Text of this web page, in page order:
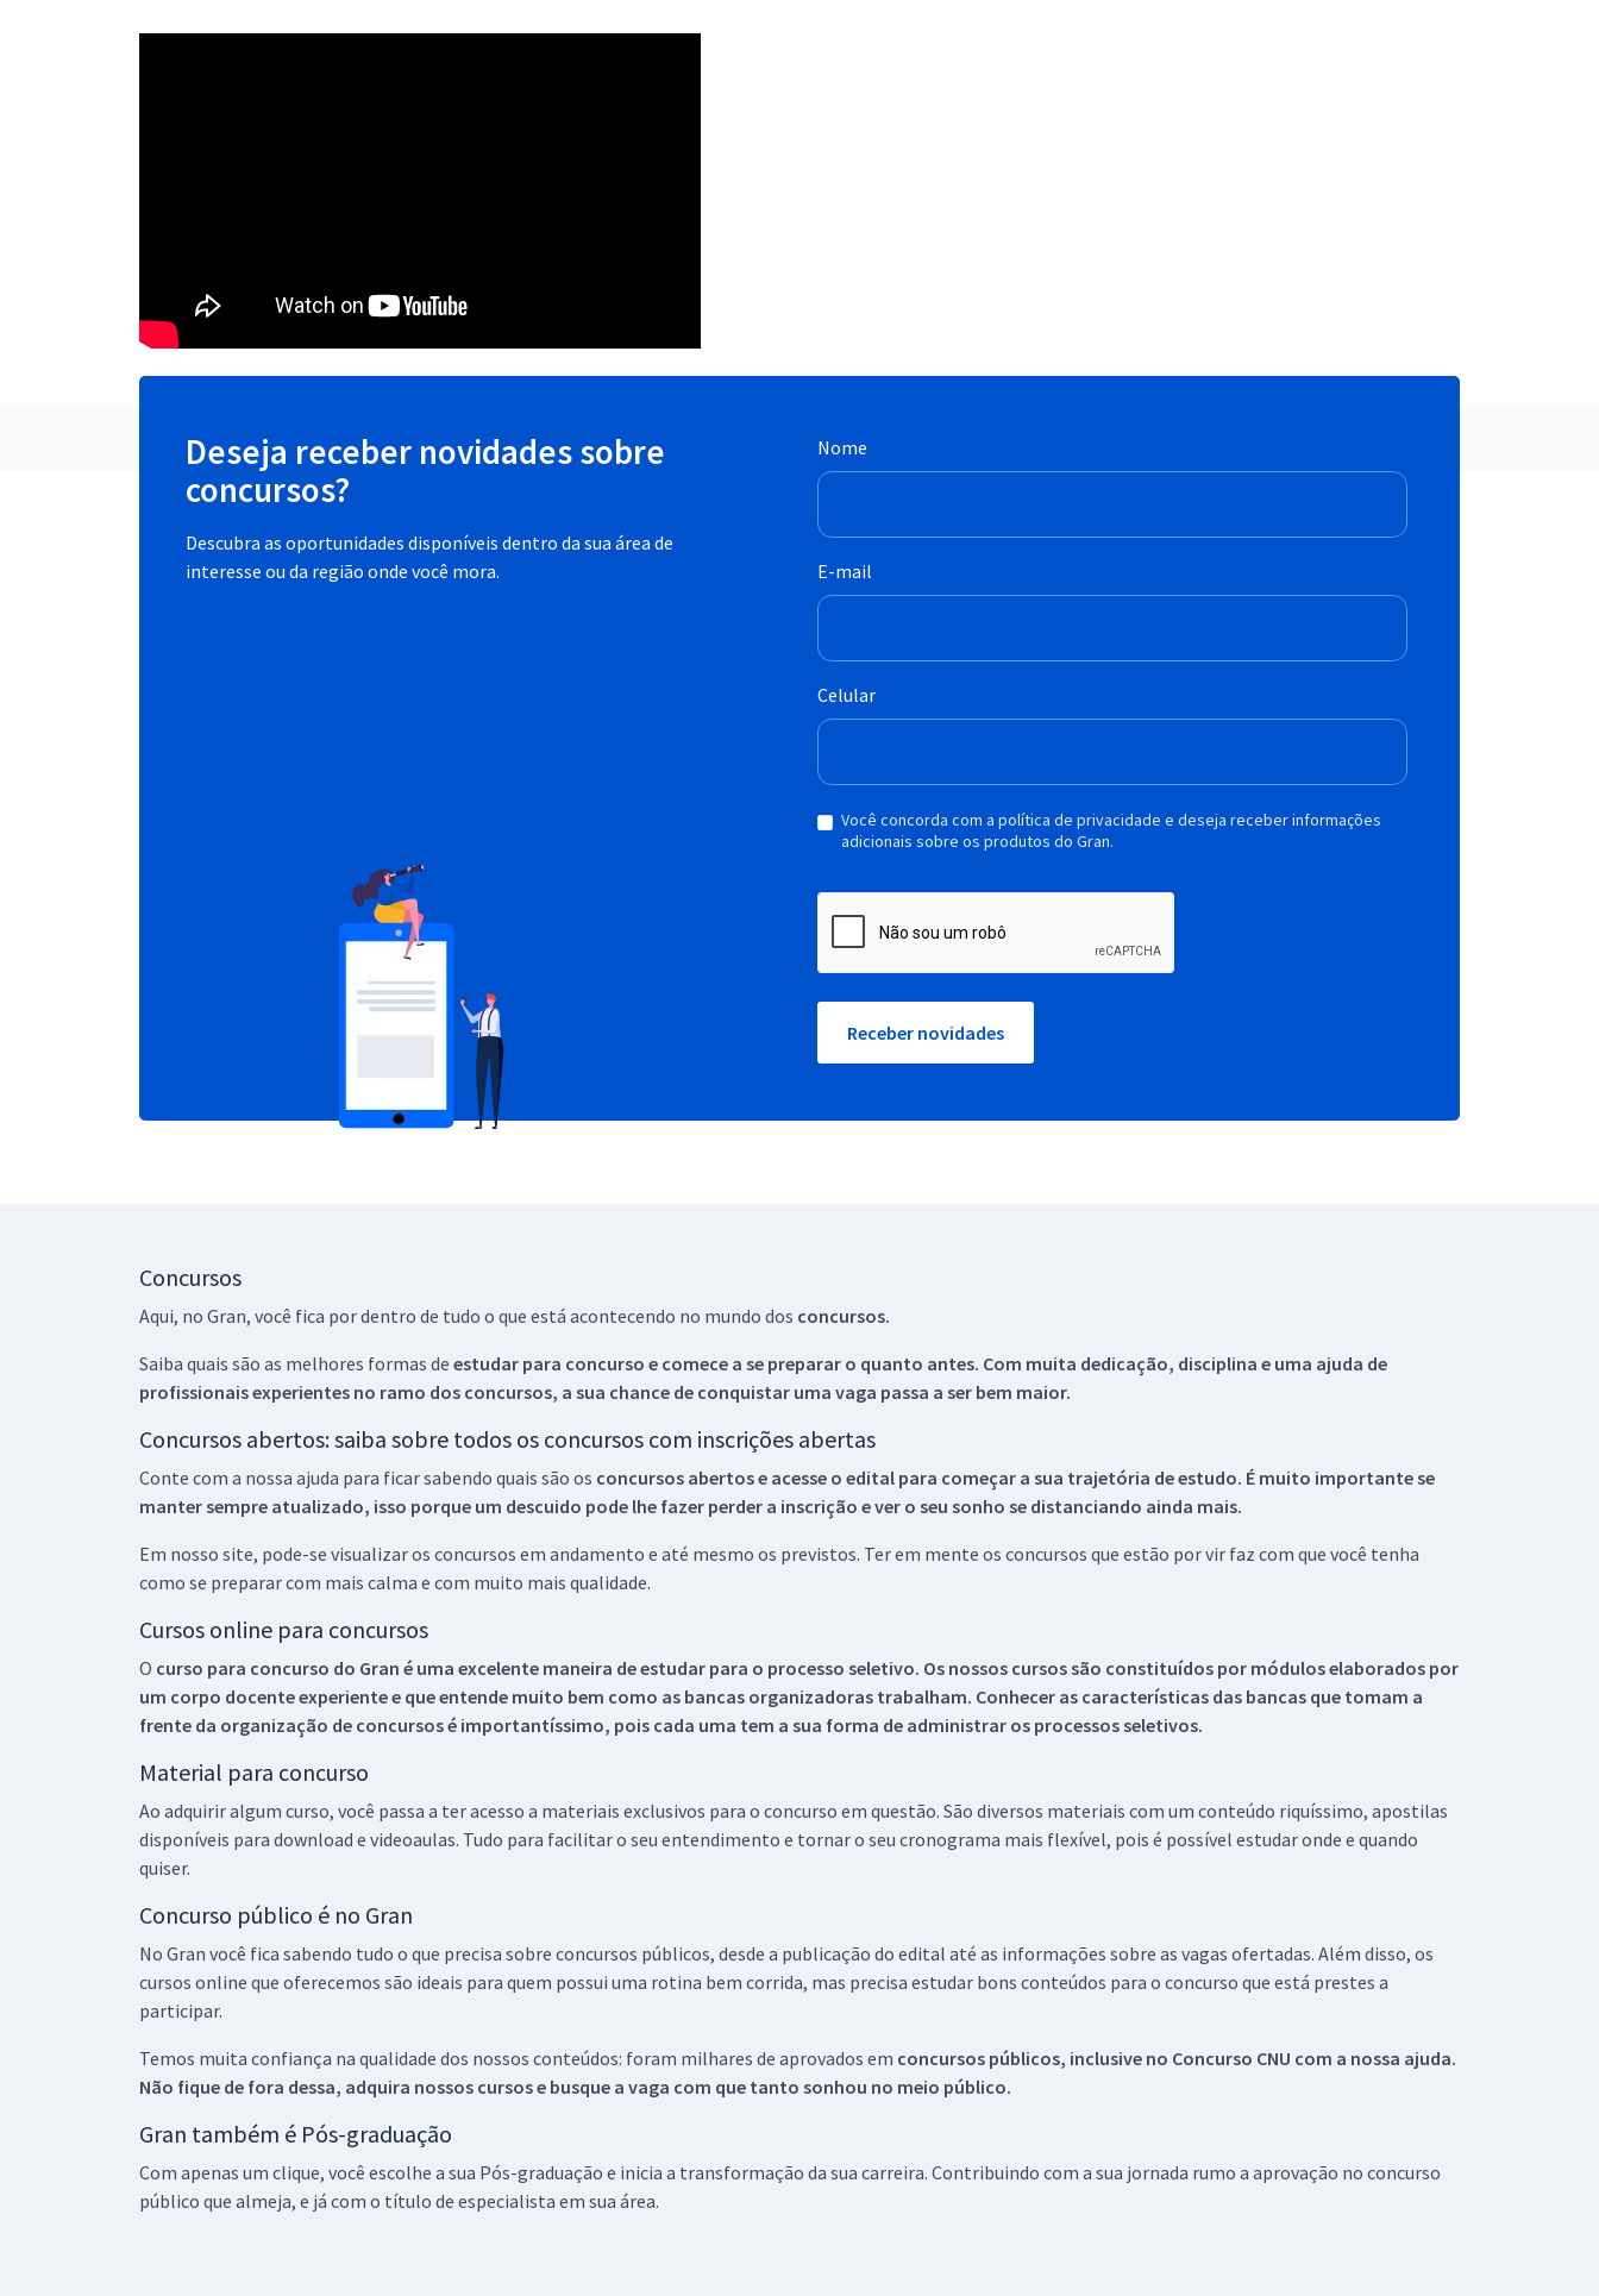
Deseja receber novidades sobre
concursos?
Descubra as oportunidades disponíveis dentro da sua área de
interesse ou da região onde você mora.
Nome
E-mail
Celular
Você concorda com a política de privacidade e deseja receber informações
adicionais sobre os produtos do Gran.
Receber novidades
Concursos
Aqui, no Gran, você fica por dentro de tudo o que está acontecendo no mundo dos concursos.
Saiba quais são as melhores formas de estudar para concurso e comece a se preparar o quanto antes. Com muita dedicação, disciplina e uma ajuda de
profissionais experientes no ramo dos concursos, a sua chance de conquistar uma vaga passa a ser bem maior.
Concursos abertos: saiba sobre todos os concursos com inscrições abertas
Conte com a nossa ajuda para ficar sabendo quais são os concursos abertos e acesse o edital para começar a sua trajetória de estudo. É muito importante se
manter sempre atualizado, isso porque um descuido pode lhe fazer perder a inscrição e ver o seu sonho se distanciando ainda mais.
Em nosso site, pode-se visualizar os concursos em andamento e até mesmo os previstos. Ter em mente os concursos que estão por vir faz com que você tenha
como se preparar com mais calma e com muito mais qualidade.
Cursos online para concursos
O curso para concurso do Gran é uma excelente maneira de estudar para o processo seletivo. Os nossos cursos são constituídos por módulos elaborados por
um corpo docente experiente e que entende muito bem como as bancas organizadoras trabalham. Conhecer as características das bancas que tomam a
frente da organização de concursos é importantíssimo, pois cada uma tem a sua forma de administrar os processos seletivos.
Material para concurso
Ao adquirir algum curso, você passa a ter acesso a materiais exclusivos para o concurso em questão. São diversos materiais com um conteúdo riquíssimo, apostilas
disponíveis para download e videoaulas. Tudo para facilitar o seu entendimento e tornar o seu cronograma mais flexível, pois é possível estudar onde e quando
quiser.
Concurso público é no Gran
No Gran você fica sabendo tudo o que precisa sobre concursos públicos, desde a publicação do edital até as informações sobre as vagas ofertadas. Além disso, os
cursos online que oferecemos são ideais para quem possui uma rotina bem corrida, mas precisa estudar bons conteúdos para o concurso que está prestes a
participar.
Temos muita confiança na qualidade dos nossos conteúdos: foram milhares de aprovados em concursos públicos, inclusive no Concurso CNU com a nossa ajuda.
Não fique de fora dessa, adquira nossos cursos e busque a vaga com que tanto sonhou no meio público.
Gran também é Pós-graduação
Com apenas um clique, você escolhe a sua Pós-graduação e inicia a transformação da sua carreira. Contribuindo com a sua jornada rumo a aprovação no concurso
público que almeja, e já com o título de especialista em sua área.